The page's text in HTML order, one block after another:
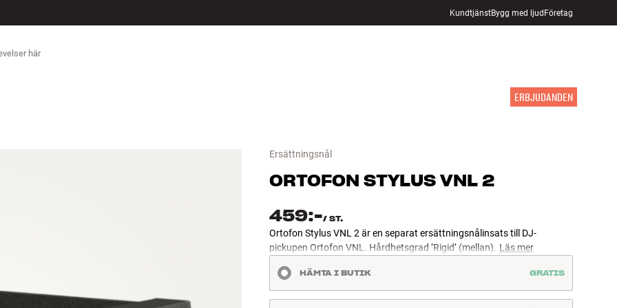
KundtjänstBygg med ljudFöretag
ERBJUDANDEN
Ersättningsnål
ORTOFON STYLUS VNL 2
459:-/ ST.
Ortofon Stylus VNL 2 är en separat ersättningsnålinsats till DJ-
pickupen Ortofon VNL. Hårdhetsgrad ’Rigid’ (mellan). Läs mer
HÄMTA I BUTIK GRATIS